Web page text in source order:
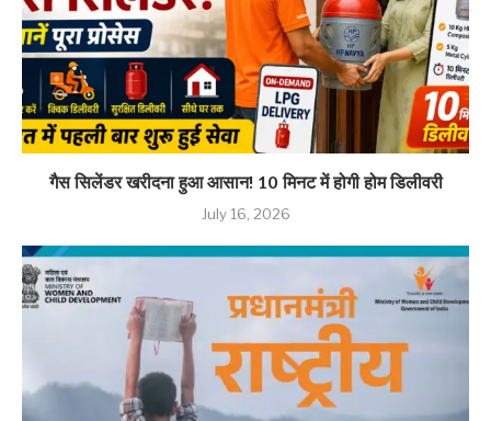
गैस सिलेंडर खरीदना हुआ आसान! 10 मिनट में होगी होम डिलीवरी
July 16, 2026